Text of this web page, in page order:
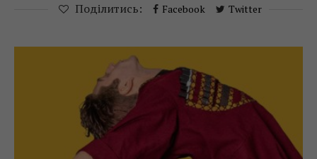
Поділитись: Facebook Twitter